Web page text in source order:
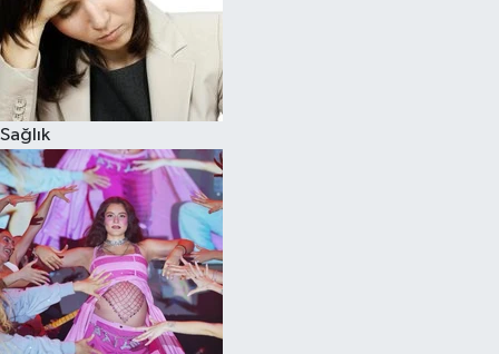
Sağlık
Yaşam-Çevre